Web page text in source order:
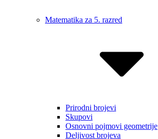
Matematika za 5. razred
Prirodni brojevi
Skupovi
Osnovni pojmovi geometrije
Deljivost brojeva